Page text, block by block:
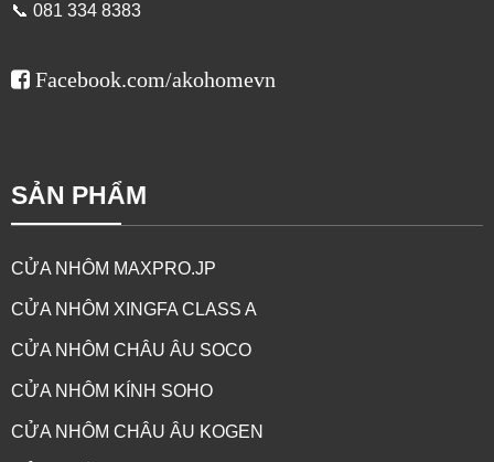
📞 081 334 8383
Facebook.com/akohomevn
SẢN PHẨM
CỬA NHÔM MAXPRO.JP
CỬA NHÔM XINGFA CLASS A
CỬA NHÔM CHÂU ÂU SOCO
CỬA NHÔM KÍNH SOHO
CỬA NHÔM CHÂU ÂU KOGEN